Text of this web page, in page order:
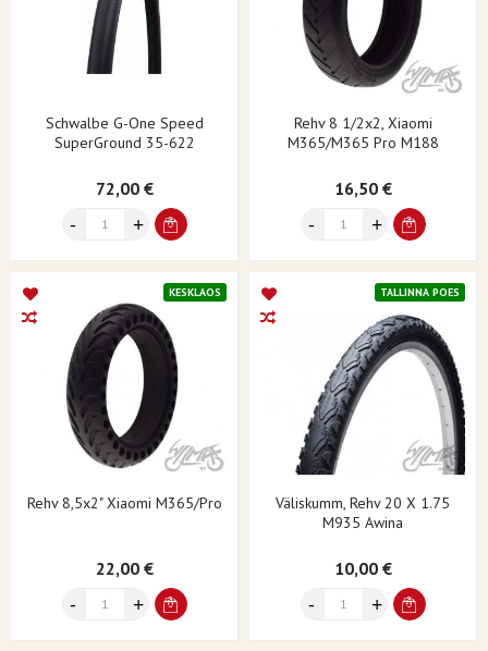
Schwalbe G-One Speed
SuperGround 35-622
72,00 €
Rehv 8 1/2x2, Xiaomi
M365/m365 Pro M188
16,50 €
KESKLAOS
Rehv 8,5x2" Xiaomi M365/pro
22,00 €
TALLINNA POES
Väliskumm, Rehv 20 X 1.75
M935 Awina
10,00 €